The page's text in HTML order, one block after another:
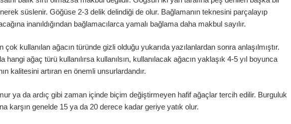
süslenir. Göğüse 2-3 delik delindiği de olur. Bağlamanın teknesini parçalayıp
inanıldığından bağlamacılarca yamalı bağlama daha makbul sayılır.
çok kullanılan ağacın türünde gizli olduğu yukarıda yazılanlardan sonra anlaşılmıştır.
hangi ağaç türü kullanılırsa kullanılsın, kullanılacak ağacın yaklaşık 4-5 yıl boyunca
kalitesini artıran en önemli unsurlardandır.
ya da ardıç gibi zaman içinde biçim değiştirmeyen hafif ağaçlar tercih edilir. Burguluk
karşın genelde 15 ya da 20 derece kadar geriye yatık olur.